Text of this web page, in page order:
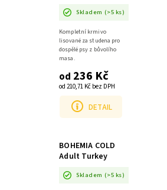
Skladem (>5 ks)
od 210,71 Kč bez DPH
od 236 Kč
DETAIL
Kompletní krmivo
lisované za studena pro
dospělé psy z bůvolího
masa.
BOHEMIA COLD
Adult Turkey
Skladem (>5 ks)